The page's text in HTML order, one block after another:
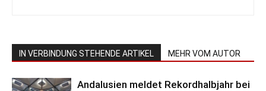
IN VERBINDUNG STEHENDE ARTIKEL MEHR VOM AUTOR
Andalusien meldet Rekordhalbjahr bei